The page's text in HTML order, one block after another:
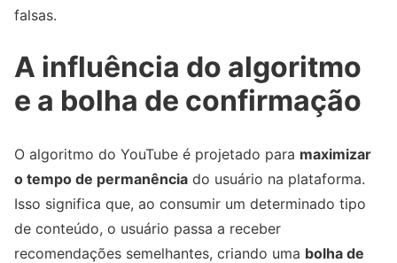
falsas.
A influência do algoritmo
e a bolha de confirmação
O algoritmo do YouTube é projetado para maximizar
o tempo de permanência do usuário na plataforma.
Isso significa que, ao consumir um determinado tipo
de conteúdo, o usuário passa a receber
recomendações semelhantes, criando uma bolha de